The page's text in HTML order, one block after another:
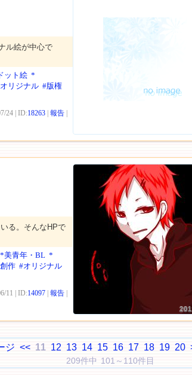
ル絵が中心で
ット絵 *
リジナル #版権
24 | ID:18263 報告
る。そんなHPで
*美青年・BL *
作 #オリジナル
11 | ID:14097 報告
ジ << 11 12 13 14 15 16 17 18 19 20
209件中 101～110件目